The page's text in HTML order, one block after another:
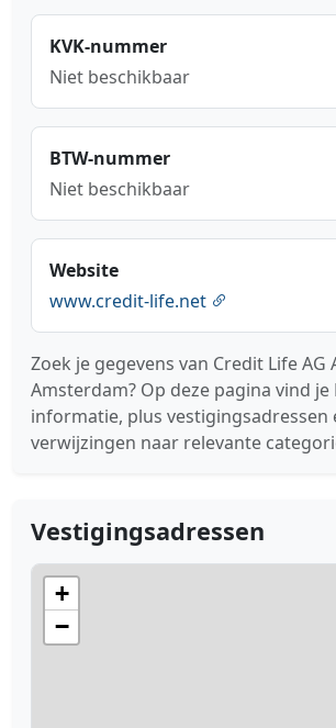
KVK-nummer
Niet beschikbaar
BTW-nummer
Niet beschikbaar
Website
www.credit-life.net
Zoek je gegevens van Credit Life AG
Amsterdam? Op deze pagina vind je
informatie, plus vestigingsadressen
verwijzingen naar relevante
Vestigingsadressen
+
−